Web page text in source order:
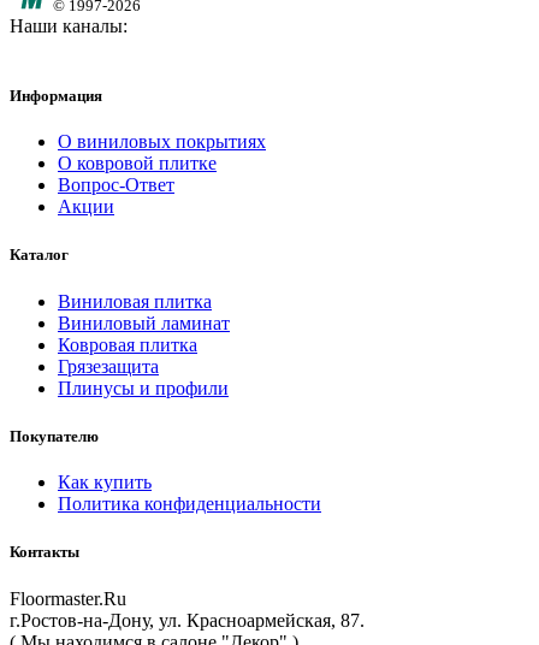
© 1997-2026
Наши каналы:
Информация
О виниловых покрытиях
О ковровой плитке
Вопрос-Ответ
Акции
Каталог
Виниловая плитка
Виниловый ламинат
Ковровая плитка
Грязезащита
Плинусы и профили
Покупателю
Как купить
Политика конфиденциальности
Контакты
Floormaster.Ru
г.Ростов-на-Дону, ул. Красноармейская, 87.